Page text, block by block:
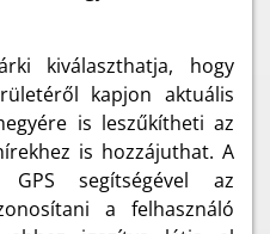
kiválaszthatja, hogy
kapjon aktuális
is leszűkítheti az
is hozzájuthat. A
segítségével az
a felhasználó